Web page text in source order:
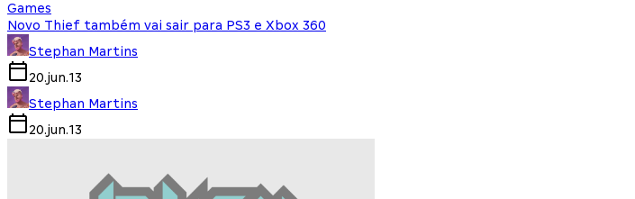
Games
Novo Thief também vai sair para PS3 e Xbox 360
Stephan Martins
20.jun.13
Stephan Martins
20.jun.13